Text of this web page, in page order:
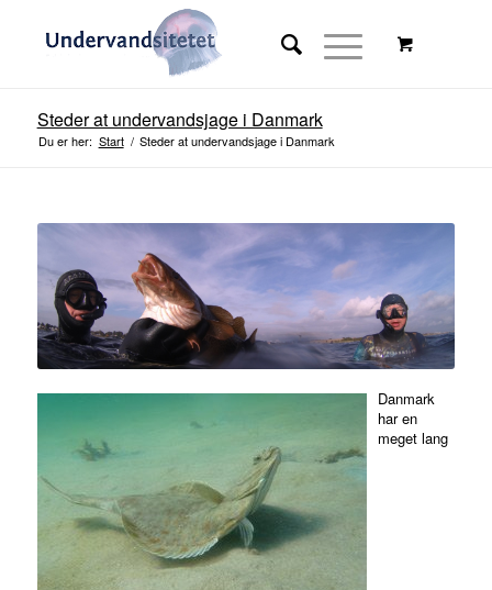
Steder at undervandsjage i Danmark
Du er her: Start / Steder at undervandsjage i Danmark
Danmark
har en
meget lang
Stor rabat på online kursus
med rabatkode i resten af
2023
Se tilbud